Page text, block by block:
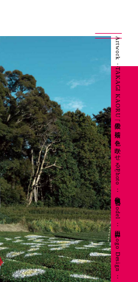
Artwork：TAKAGI KAORU「抜里の茶畑に色を咲かせる」 Photo：良知慎也 Model：山田昇 Logo Design：坂本陽一